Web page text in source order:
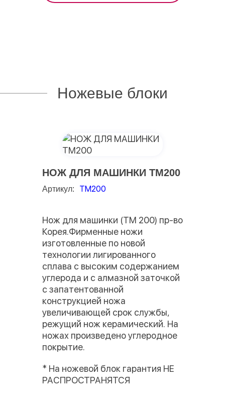
Ножевые блоки
НОЖ ДЛЯ МАШИНКИ TM200
Артикул: TM200
Нож для машинки (TM 200) пр-во
Корея.Фирменные ножи
изготовленные по новой
технологии лигированного
сплава с высоким содержанием
углерода и с алмазной заточкой
c запатентованной
конструкцией ножа
увеличивающей срок службы,
режущий нож керамический. На
ножах произведено углеродное
покрытие.
* На ножевой блок гарантия НЕ
РАСПРОСТРАНЯТСЯ